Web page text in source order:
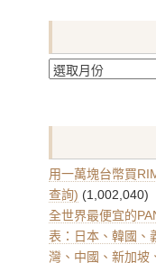
每
章
整
用一萬塊台幣買
查詢) (1,002,040)
全世界最便宜的
表：日本、韓國、
灣、中國、新加坡